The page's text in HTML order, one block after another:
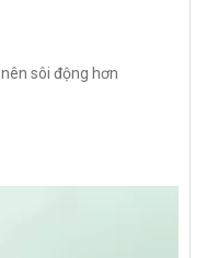
sôi động hơn